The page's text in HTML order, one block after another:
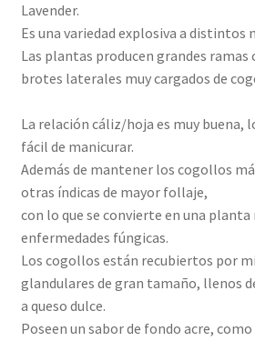
Lavender.
Es una variedad explosiva a distintos
Las plantas producen grandes ramas
brotes laterales muy cargados de
La relación cáliz/hoja es muy buena,
fácil de manicurar.
Además de mantener los cogollos
otras índicas de mayor follaje,
con lo que se convierte en una
enfermedades fúngicas.
Los cogollos están recubiertos por
glandulares de gran tamaño, llenos
a queso dulce.
Poseen un sabor de fondo acre, como